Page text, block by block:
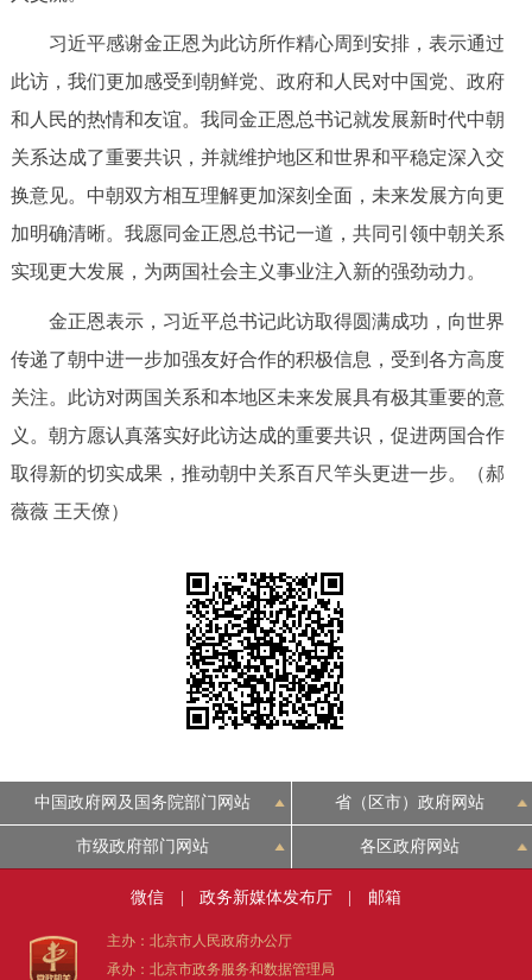
绿色北京 图说北京 视频北京
多语种
FRANÇAIS РУССКИЙ ЯЗЫК
ESPAÑOL العربية PORTUGUÊS
ITALIANO
回到顶部
习近平感谢金正恩为此访所作精心周到安排，表示通过
此访，我们更加感受到朝鲜党、政府和人民对中国党、政府
和人民的热情和友谊。我同金正恩总书记就发展新时代中朝
关系达成了重要共识，并就维护地区和世界和平稳定深入交
换意见。中朝双方相互理解更加深刻全面，未来发展方向更
加明确清晰。我愿同金正恩总书记一道，共同引领中朝关系
实现更大发展，为两国社会主义事业注入新的强劲动力。
金正恩表示，习近平总书记此访取得圆满成功，向世界
传递了朝中进一步加强友好合作的积极信息，受到各方高度
关注。此访对两国关系和本地区未来发展具有极其重要的意
义。朝方愿认真落实好此访达成的重要共识，促进两国合作
取得新的切实成果，推动朝中关系百尺竿头更进一步。
（郝
薇薇 王天僚）
中国政府网及国务院部门网站 省（区市）政府网站
市级政府部门网站 各区政府网站
微信 | 政务新媒体发布厅 | 邮箱
主办：北京市人民政府办公厅
承办：北京市政务服务和数据管理局